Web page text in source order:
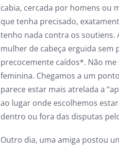
cabia, cercada por homens ou
que tenha precisado,
tenho nada contra os soutiens.
mulher de cabeça erguida sem
precocemente caídos*. Não
feminina. Chegamos a um
parece estar mais atrelada a
ao lugar onde escolhemos
dentro ou fora das disputas
Outro dia, uma amiga postou